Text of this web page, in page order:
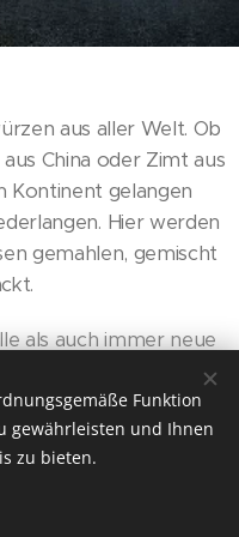
aus aller Welt. Ob
China oder Zimt aus
Kontinent gelangen
Hier werden
gemahlen, gemischt
als auch immer neue
erweitern
Sortiment.
Funktion
gewährleisten und Ihnen
zu bieten.